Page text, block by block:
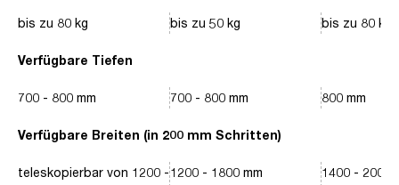
Verfügbare Tiefen
Verfügbare Breiten (in 200 mm Schritten)
bis zu 80 kg
700 - 800 mm
teleskopierbar von 1200 -
bis zu 50 kg
700 - 800 mm
1200 - 1800 mm
bis zu 80 kg
800 mm
1400 - 2000